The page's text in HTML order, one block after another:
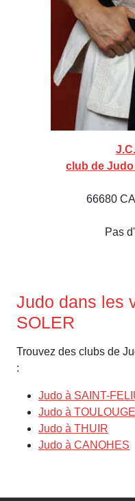
club de Judo
66680
Pas
Judo dans les
SOLER
Trouvez des clubs de
:
Judo à SAINT-
Judo à
Judo à THUIR
Judo à CANOHES